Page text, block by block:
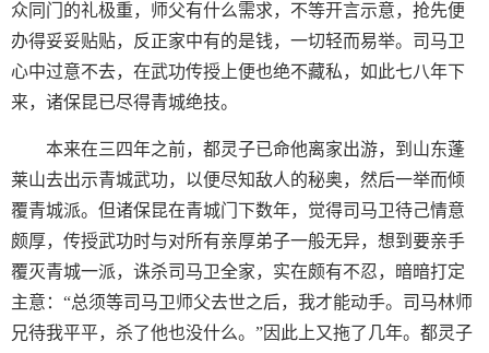
众同门的礼极重，师父有什么需求，不等开言示意，抢先便
办得妥妥贴贴，反正家中有的是钱，一切轻而易举。司马卫
心中过意不去，在武功传授上便也绝不藏私，如此七八年下
来，诸保昆已尽得青城绝技。
本来在三四年之前，都灵子已命他离家出游，到山东蓬
莱山去出示青城武功，以便尽知敌人的秘奥，然后一举而倾
覆青城派。但诸保昆在青城门下数年，觉得司马卫待己情意
颇厚，传授武功时与对所有亲厚弟子一般无异，想到要亲手
覆灭青城一派，诛杀司马卫全家，实在颇有不忍，暗暗打定
主意：“总须等司马卫师父去世之后，我才能动手。司马林师
兄待我平平，杀了他也没什么。”因此上又拖了几年。都灵子